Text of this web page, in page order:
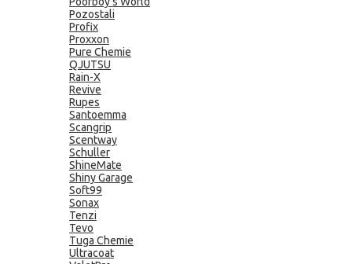
Pozostali
Profix
Proxxon
Pure Chemie
QJUTSU
Rain-X
Revive
Rupes
Santoemma
Scangrip
Scentway
Schuller
ShineMate
Shiny Garage
Soft99
Sonax
Tenzi
Tevo
Tuga Chemie
Ultracoat